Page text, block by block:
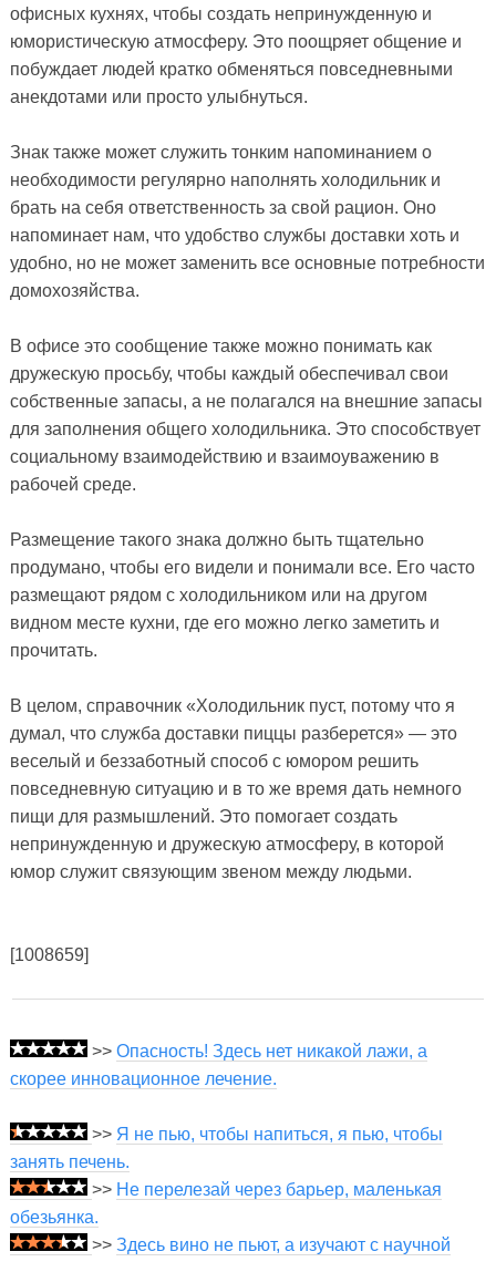
офисных кухнях, чтобы создать непринужденную и
юмористическую атмосферу. Это поощряет общение и
побуждает людей кратко обменяться повседневными
анекдотами или просто улыбнуться.
Знак также может служить тонким напоминанием о
необходимости регулярно наполнять холодильник и
брать на себя ответственность за свой рацион. Оно
напоминает нам, что удобство службы доставки хоть и
удобно, но не может заменить все основные потребности
домохозяйства.
В офисе это сообщение также можно понимать как
дружескую просьбу, чтобы каждый обеспечивал свои
собственные запасы, а не полагался на внешние запасы
для заполнения общего холодильника. Это способствует
социальному взаимодействию и взаимоуважению в
рабочей среде.
Размещение такого знака должно быть тщательно
продумано, чтобы его видели и понимали все. Его часто
размещают рядом с холодильником или на другом
видном месте кухни, где его можно легко заметить и
прочитать.
В целом, справочник «Холодильник пуст, потому что я
думал, что служба доставки пиццы разберется» — это
веселый и беззаботный способ с юмором решить
повседневную ситуацию и в то же время дать немного
пищи для размышлений. Это помогает создать
непринужденную и дружескую атмосферу, в которой
юмор служит связующим звеном между людьми.
[1008659]
>> Опасность! Здесь нет никакой лажи, а
скорее инновационное лечение.
>> Я не пью, чтобы напиться, я пью, чтобы
занять печень.
>> Не перелезай через барьер, маленькая
обезьянка.
>> Здесь вино не пьют, а изучают с научной